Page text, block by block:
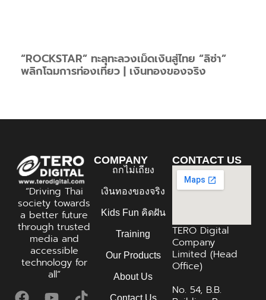
“ROCKSTAR” ทะลุทะลวงเม็ดเงินสู่ไทย “ลิซ่า”
พลิกโฉมการท่องเที่ยว | เงินทองของจริง
“Driving Thai
society towards
a better future
through trusted
media and
accessible
technology for
all”
COMPANY
ถกไม่เถียง
เงินทองของจริง
Kids Fun คิดฝัน
Training
Our Products
About Us
Contact Us
CONTACT US
TERO Digital
Company
Limited (Head
Office)
No. 54, B.B.